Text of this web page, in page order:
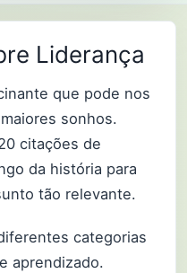
Liderança
que pode nos
sonhos.
citações de
da história para
tão relevante.
categorias
aprendizado.